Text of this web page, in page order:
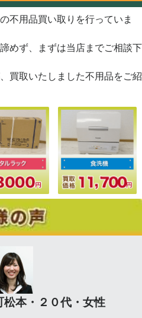
不用品買い取りを行っていま
めず、まずは当店までご相談下
買取いたしました不用品をご紹
本・２０代・女性